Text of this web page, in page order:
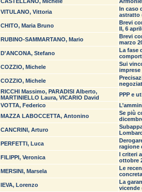
VITULANO, Vittoria
In caso
astratto
CHITO, Maria Bruno
Brevi
II, 6
RUBINO-SAMMARTANO, Mario
Brevi
marzo
D'ANCONA, Stefano
La fase
COZZIO, Michele
Sui
imprese
COZZIO, Michele
RICCHI Massimo, PARADISI Alberto,
MARTINIELLO Laura, VICARIO David
PPP e
VOTTA, Federico
MAZZA LABOCCETTA, Antonino
Se più
CANCRINI, Arturo
PERFETTI, Luca
ragione
FILIPPI, Veronica
I criteri
ottobre
MERSINI, Marsela
Le
IEVA, Lorenzo
La
vicende